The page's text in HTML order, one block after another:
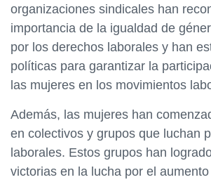
organizaciones sindicales han
importancia de la igualdad de
por los derechos laborales y han
políticas para garantizar la
las mujeres en los movimientos
Además, las mujeres han
en colectivos y grupos que luchan
laborales. Estos grupos han
victorias en la lucha por el